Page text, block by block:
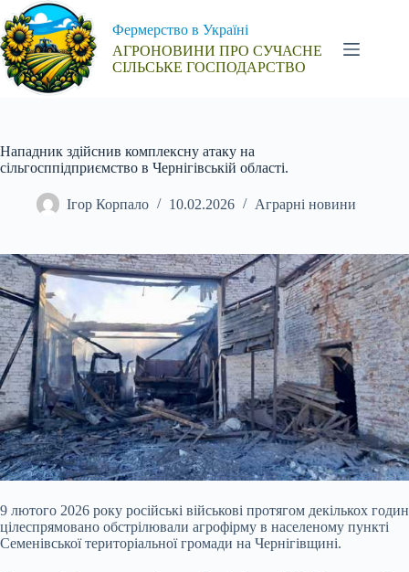
Перейти
до
вмісту
Фермерство в Україні
АГРОНОВИНИ ПРО СУЧАСНЕ
СІЛЬСЬКЕ ГОСПОДАРСТВО
Нападник здійснив комплексну атаку на
сільгосппідприємство в Чернігівській області.
Ігор Корпало 10.02.2026 Аграрні новини
9 лютого 2026 року російські військові протягом декількох годин
цілеспрямовано обстрілювали агрофірму в населеному пункті
Семенівської територіальної громади на Чернігівщині.